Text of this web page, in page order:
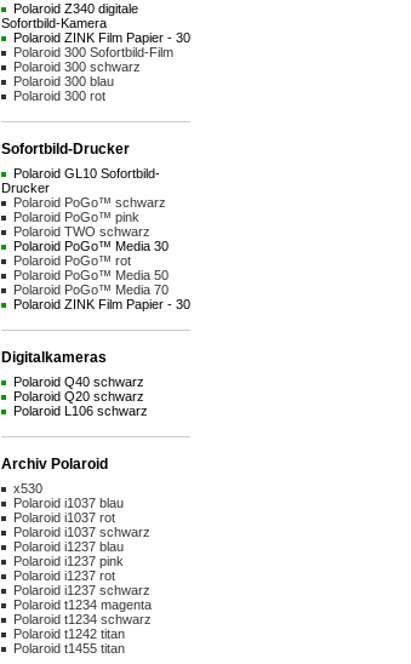
Polaroid Z340 digitale
Sofortbild-Kamera
Polaroid ZINK Film Papier - 30
Polaroid 300 Sofortbild-Film
Polaroid 300 schwarz
Polaroid 300 blau
Polaroid 300 rot
Sofortbild-Drucker
Polaroid GL10 Sofortbild-
Drucker
Polaroid PoGo™ schwarz
Polaroid PoGo™ pink
Polaroid TWO schwarz
Polaroid PoGo™ Media 30
Polaroid PoGo™ rot
Polaroid PoGo™ Media 50
Polaroid PoGo™ Media 70
Polaroid ZINK Film Papier - 30
Digitalkameras
Polaroid Q40 schwarz
Polaroid Q20 schwarz
Polaroid L106 schwarz
Archiv Polaroid
x530
Polaroid i1037 blau
Polaroid i1037 rot
Polaroid i1037 schwarz
Polaroid i1237 blau
Polaroid i1237 pink
Polaroid i1237 rot
Polaroid i1237 schwarz
Polaroid t1234 magenta
Polaroid t1234 schwarz
Polaroid t1242 titan
Polaroid t1455 titan